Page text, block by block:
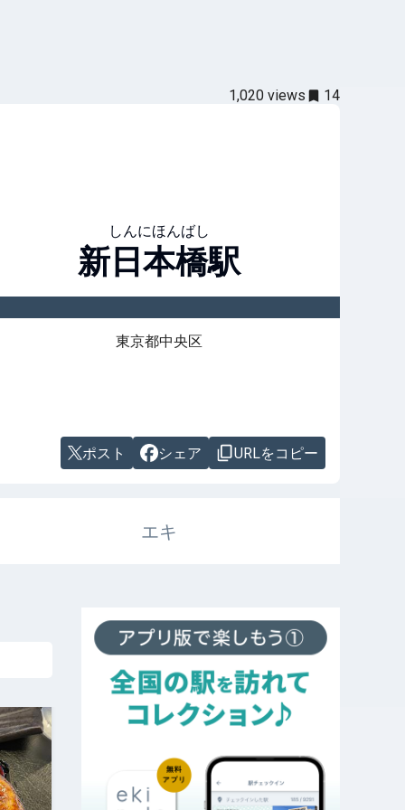
1,020 views 14
しんにほんばし
新日本橋駅
東京都中央区
ポスト シェア URLをコピー
エキ